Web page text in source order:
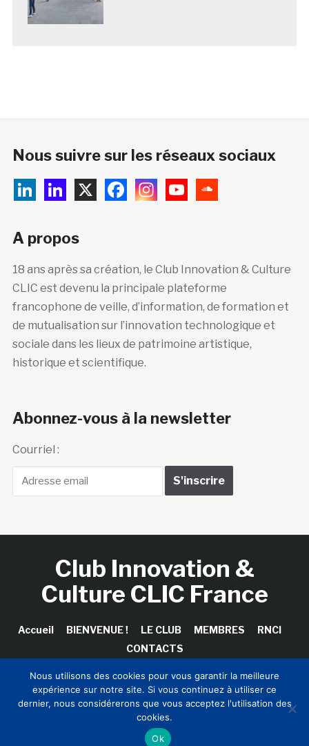
Nous suivre sur les réseaux sociaux
A propos
18 ans après sa création, le Club Innovation & Culture
CLIC est devenu la principale plateforme
francophone de veille, d’information, de formation et
de mutualisation sur l’innovation technologique et
sociale dans les lieux de patrimoine artistique,
historique et scientifique.
Abonnez-vous à la newsletter
Courriel :
Club Innovation &
Culture CLIC France
Accueil BIENVENUE ! LE CLUB MEMBRES
RNCI
CONTACTS
Copyright © 2026 Club Innovation & Culture CLIC France /
Sinapses Conseils
Nous utilisons des cookies pour vous garantir la meilleure
expérience sur notre site. Si vous continuez à utiliser ce
dernier, nous considérerons que vous acceptez l'utilisation des
cookies.
Ok